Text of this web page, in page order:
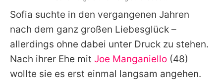
Sofia suchte in den vergangenen Jahren
nach dem ganz großen Liebesglück –
allerdings ohne dabei unter Druck zu stehen.
Nach ihrer Ehe mit Joe Manganiello (48)
wollte sie es erst einmal langsam angehen.